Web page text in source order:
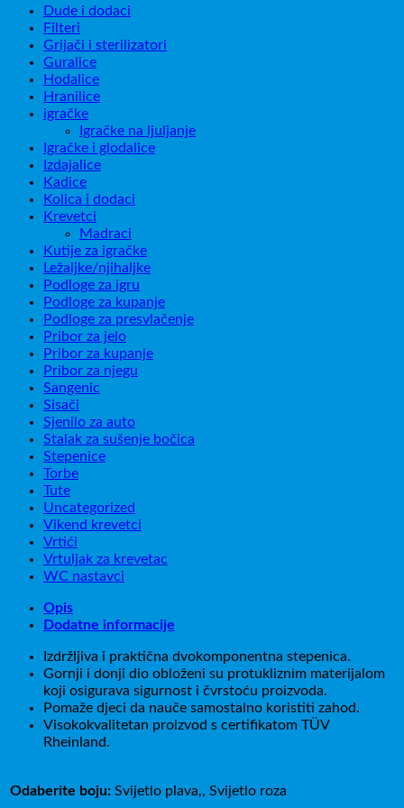
Dude i dodaci
Filteri
Grijači i sterilizatori
Guralice
Hodalice
Hranilice
igračke
Igračke na ljuljanje
Igračke i glodalice
Izdajalice
Kadice
Kolica i dodaci
Krevetci
Madraci
Kutije za igračke
Ležaljke/njihaljke
Podloge za igru
Podloge za kupanje
Podloge za presvlačenje
Pribor za jelo
Pribor za kupanje
Pribor za njegu
Sangenic
Sisači
Sjenilo za auto
Stalak za sušenje bočica
Stepenice
Torbe
Tute
Uncategorized
Vikend krevetci
Vrtići
Vrtuljak za krevetac
WC nastavci
Opis
Dodatne informacije
Izdržljiva i praktična dvokomponentna stepenica.
Gornji i donji dio obloženi su protukliznim materijalom
koji osigurava sigurnost i čvrstoću proizvoda.
Pomaže djeci da nauče samostalno koristiti zahod.
Visokokvalitetan proizvod s certifikatom TÜV
Rheinland.
Odaberite boju: Svijetlo plava,, Svijetlo roza